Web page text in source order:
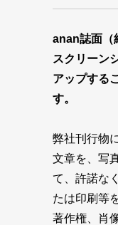
anan誌面（
スクリーン
アップする
す。
弊社刊行物
文章を、写
て、許諾な
たは印刷等
著作権、肖